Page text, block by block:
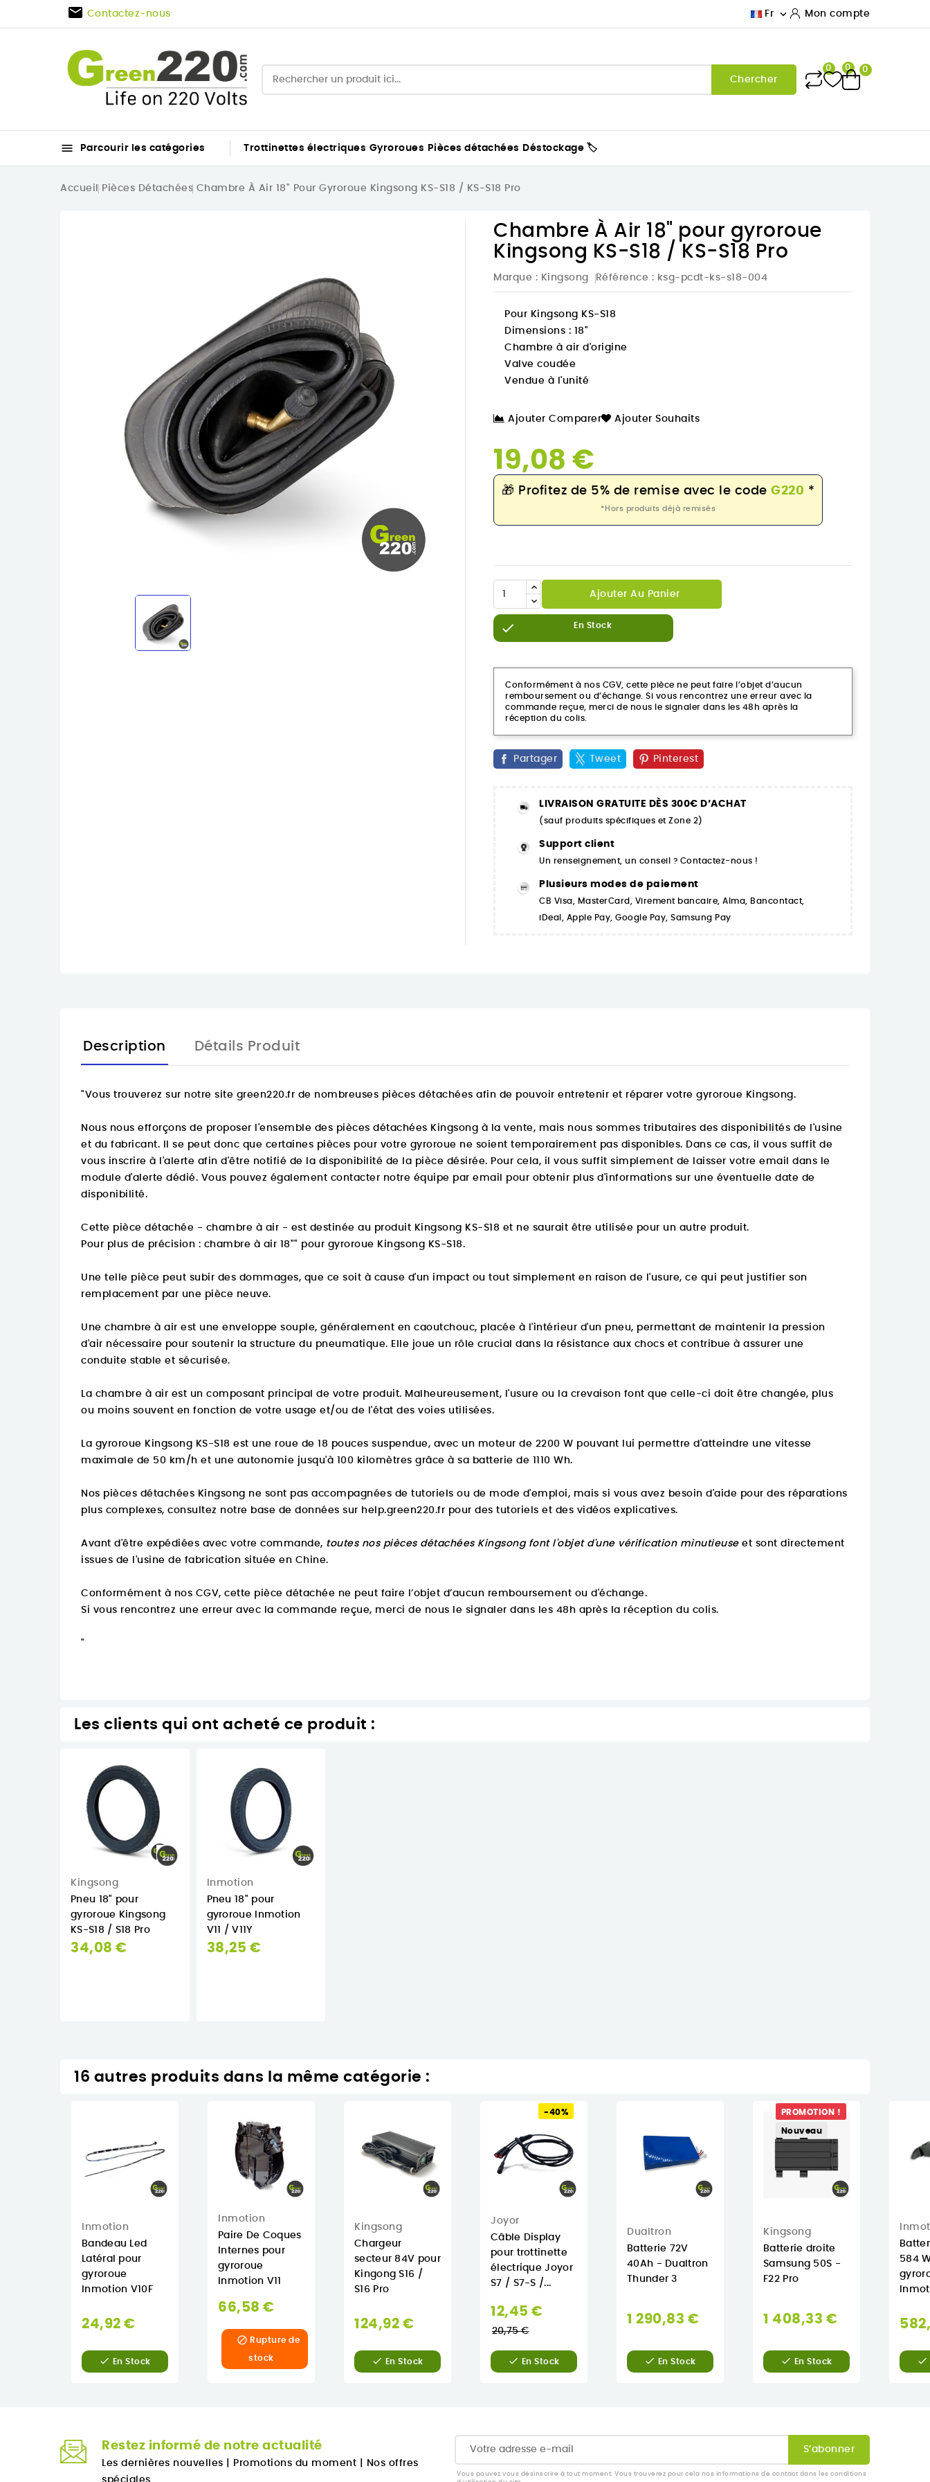
 Contactez-nous Fr  Mon compte
Chercher
0 0 0
 Parcourir les catégories Trottinettes électriques Gyroroues Pièces détachées Déstockage 🏷️
Accueil Pièces Détachées Chambre À Air 18" Pour Gyroroue Kingsong KS-S18 / KS-S18 Pro

Chambre À Air 18" pour gyroroue
Kingsong KS-S18 / KS-S18 Pro
Marque : Kingsong Référence : ksg-pcdt-ks-s18-004
Pour Kingsong KS-S18
Dimensions : 18"
Chambre à air d'origine
Valve coudée
Vendue à l'unité
Ajouter Comparer Ajouter Souhaits
19,08 €
🎁 Profitez de 5% de remise avec le code G220 *
*Hors produits déjà remisés
Ajouter Au Panier
 En Stock
Conformément à nos CGV, cette pièce ne peut faire l’objet d’aucun
remboursement ou d’échange. Si vous rencontrez une erreur avec la
commande reçue, merci de nous le signaler dans les 48h après la
réception du colis.
Partager Tweet Pinterest
LIVRAISON GRATUITE DÈS 300€ D’ACHAT
(sauf produits spécifiques et Zone 2)
Support client
Un renseignement, un conseil ? Contactez-nous !
Plusieurs modes de paiement
CB Visa, MasterCard, Virement bancaire, Alma, Bancontact,
iDeal, Apple Pay, Google Pay, Samsung Pay
Description Détails Produit
"Vous trouverez sur notre site green220.fr de nombreuses pièces détachées afin de pouvoir entretenir et réparer votre gyroroue Kingsong.
Nous nous efforçons de proposer l'ensemble des pièces détachées Kingsong à la vente, mais nous sommes tributaires des disponibilités de l'usine
et du fabricant. Il se peut donc que certaines pièces pour votre gyroroue ne soient temporairement pas disponibles. Dans ce cas, il vous suffit de
vous inscrire à l'alerte afin d'être notifié de la disponibilité de la pièce désirée. Pour cela, il vous suffit simplement de laisser votre email dans le
module d'alerte dédié. Vous pouvez également contacter notre équipe par email pour obtenir plus d'informations sur une éventuelle date de
disponibilité.
Cette pièce détachée - chambre à air - est destinée au produit Kingsong KS-S18 et ne saurait être utilisée pour un autre produit.
Pour plus de précision : chambre à air 18"" pour gyroroue Kingsong KS-S18.
Une telle pièce peut subir des dommages, que ce soit à cause d'un impact ou tout simplement en raison de l'usure, ce qui peut justifier son
remplacement par une pièce neuve.
Une chambre à air est une enveloppe souple, généralement en caoutchouc, placée à l'intérieur d'un pneu, permettant de maintenir la pression
d'air nécessaire pour soutenir la structure du pneumatique. Elle joue un rôle crucial dans la résistance aux chocs et contribue à assurer une
conduite stable et sécurisée.
La chambre à air est un composant principal de votre produit. Malheureusement, l'usure ou la crevaison font que celle-ci doit être changée, plus
ou moins souvent en fonction de votre usage et/ou de l'état des voies utilisées.
La gyroroue Kingsong KS-S18 est une roue de 18 pouces suspendue, avec un moteur de 2200 W pouvant lui permettre d'atteindre une vitesse
maximale de 50 km/h et une autonomie jusqu'à 100 kilomètres grâce à sa batterie de 1110 Wh.
Nos pièces détachées Kingsong ne sont pas accompagnées de tutoriels ou de mode d'emploi, mais si vous avez besoin d'aide pour des réparations
plus complexes, consultez notre base de données sur help.green220.fr pour des tutoriels et des vidéos explicatives.
Avant d'être expédiées avec votre commande, toutes nos pièces détachées Kingsong font l'objet d'une vérification minutieuseet sont directement
issues de l'usine de fabrication située en Chine.
Conformément à nos CGV, cette pièce détachée ne peut faire l’objet d’aucun remboursement ou d'échange.
Si vous rencontrez une erreur avec la commande reçue, merci de nous le signaler dans les 48h après la réception du colis.
"
Les clients qui ont acheté ce produit :
Kingsong
Pneu 18" pour
gyroroue Kingsong
KS-S18 / S18 Pro
34,08 €
Inmotion
Pneu 18" pour
gyroroue Inmotion
V11 / V11Y
38,25 €
16 autres produits dans la même catégorie :
Inmotion
Bandeau Led
Latéral pour
gyroroue
Inmotion V10F
24,92 €
 En Stock
Inmotion
Paire De Coques
Internes pour
gyroroue
Inmotion V11
66,58 €
 Rupture de
stock
Kingsong
Chargeur
secteur 84V pour
Kingong S16 /
S16 Pro
124,92 €
 En Stock
-40%
Joyor
Câble Display
pour trottinette
électrique Joyor
S7 / S7-S /...
12,45 €Prix
20,75 €
 En Stock
Dualtron
Batterie 72V
40Ah - Dualtron
Thunder 3
1 290,83 €
 En Stock
PROMOTION !
Nouveau
Kingsong
Batterie droite
Samsung 50S -
F22 Pro
1 408,33 €
 En Stock
584

Restez informé de notre actualité
Les dernières nouvelles Promotions du moment
Nos offres
Vous pouvez vous désinscrire à tout moment. Vous trouverez pour cela nos informations de contact dans les conditions